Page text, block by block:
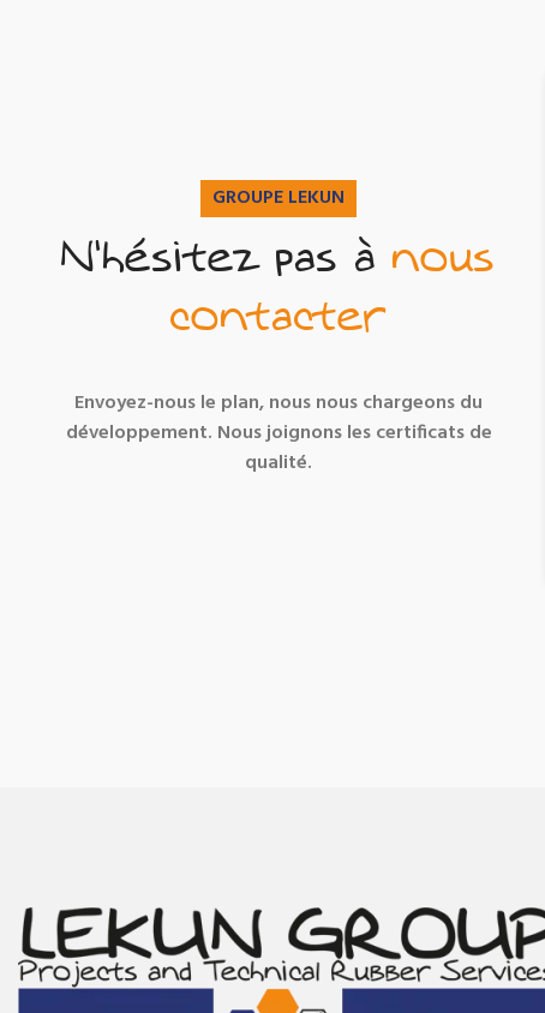
GROUPE LEKUN
N'hésitez pas ànous
contacter
Envoyez-nous le plan, nous nous chargeons du
développement. Nous joignons les certificats de
qualité.